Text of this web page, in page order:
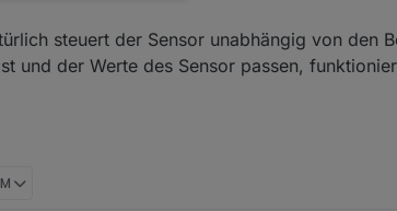
steuert der Sensor unabhängig von den
und der Werte des Sensor passen,